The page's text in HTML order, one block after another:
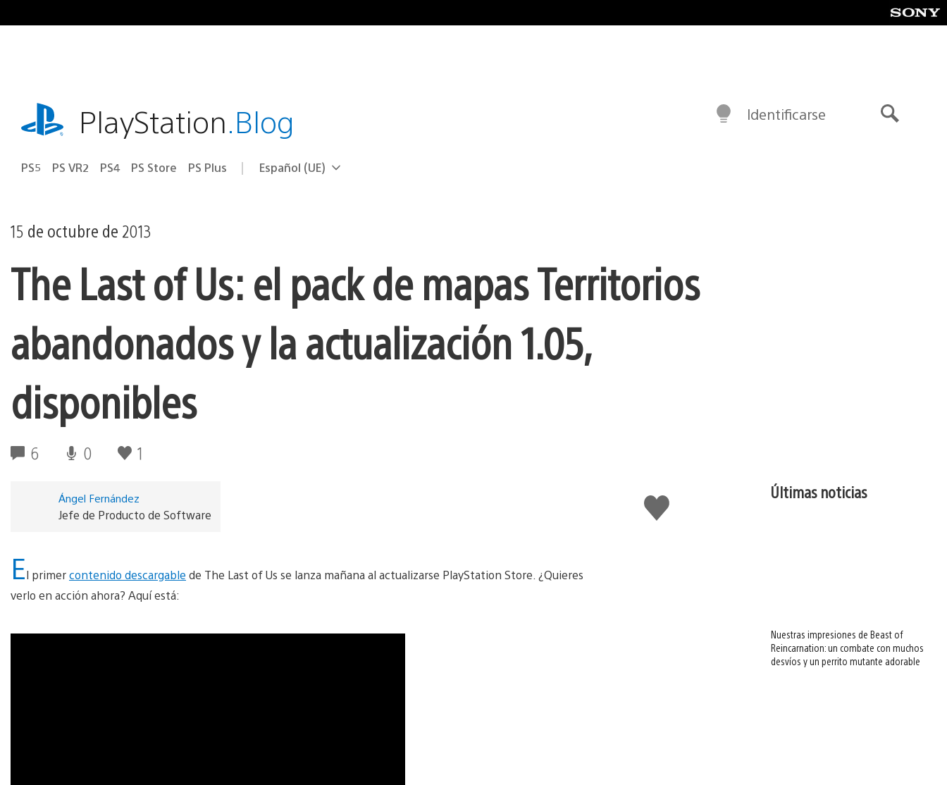
al
playstation.comPlayStation.Blog
PS5 PS VR2 PS4 PS Store PS Plus Selecciona
Región
Español (UE)
Identificarse
15 de octubre de 2013
The Last of Us: el pack de mapas Territorios
abandonados y la actualización 1.05,
disponibles
6 0 1
Me
gusta
Ángel Fernández
Jefe de Producto de Software
El primercontenido descargable de The Last of Us se lanza mañana al actualizarse PlayStation Store. ¿Quieres
verlo en acción ahora? Aquí está:
Últimas noticias
Nuestras impresiones de Beast of
Reincarnation: un combate con muchos
desvíos y un perrito mutante adorable